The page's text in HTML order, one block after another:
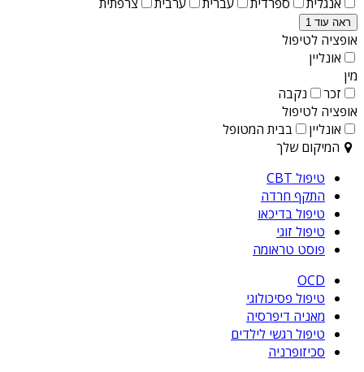
ראה עוד 1
אופציה לטיפול
אונליין
מין
זכר
נקבה
אופציה לטיפול
אונליין
בבית המטופל
המיקום שלך
טיפול CBT
התקף חרדה
טיפול בדיכאו
טיפול זוגי
פוסט טראומה
OCD
טיפול פסיכולוגי
מאניה דיפרסיה
טיפול רגשי לילדים
סכיזופרניה